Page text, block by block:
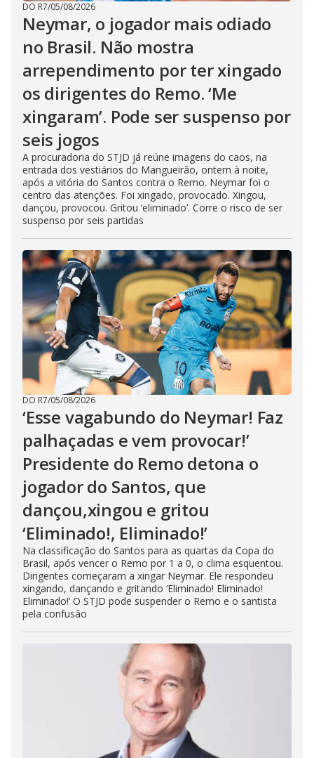
DO R7/05/08/2026
Neymar, o jogador mais odiado
no Brasil. Não mostra
arrependimento por ter xingado
os dirigentes do Remo. ‘Me
xingaram’. Pode ser suspenso por
seis jogos
A procuradoria do STJD já reúne imagens do caos, na
entrada dos vestiários do Mangueirão, ontem à noite,
após a vitória do Santos contra o Remo. Neymar foi o
centro das atenções. Foi xingado, provocado. Xingou,
dançou, provocou. Gritou ‘eliminado’. Corre o risco de ser
suspenso por seis partidas
DO R7/05/08/2026
‘Esse vagabundo do Neymar! Faz
palhaçadas e vem provocar!’
Presidente do Remo detona o
jogador do Santos, que
dançou,xingou e gritou
‘Eliminado!, Eliminado!’
Na classificação do Santos para as quartas da Copa do
Brasil, após vencer o Remo por 1 a 0, o clima esquentou.
Dirigentes começaram a xingar Neymar. Ele respondeu
xingando, dançando e gritando ‘Eliminado! Eliminado!
Eliminado!’ O STJD pode suspender o Remo e o santista
pela confusão